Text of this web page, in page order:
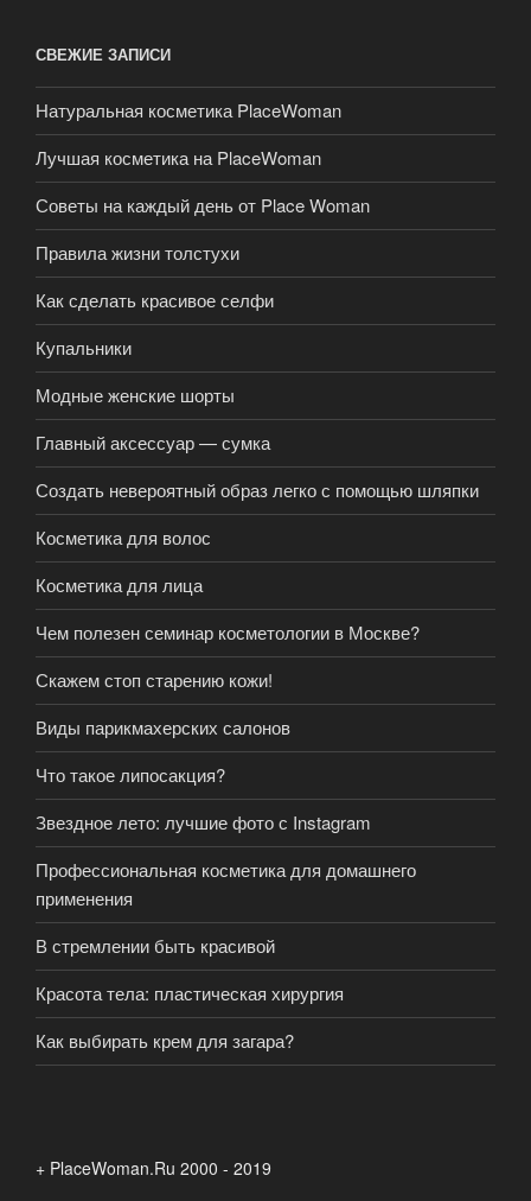
СВЕЖИЕ ЗАПИСИ
Натуральная косметика PlaceWoman
Лучшая косметика на PlaceWoman
Советы на каждый день от Place Woman
Правила жизни толстухи
Как сделать красивое селфи
Купальники
Модные женские шорты
Главный аксессуар — сумка
Создать невероятный образ легко с помощью шляпки
Косметика для волос
Косметика для лица
Чем полезен семинар косметологии в Москве?
Скажем стоп старению кожи!
Виды парикмахерских салонов
Что такое липосакция?
Звездное лето: лучшие фото с Instagram
Профессиональная косметика для домашнего
применения
В стремлении быть красивой
Красота тела: пластическая хирургия
Как выбирать крем для загара?
+ PlaceWoman.Ru 2000 - 2019